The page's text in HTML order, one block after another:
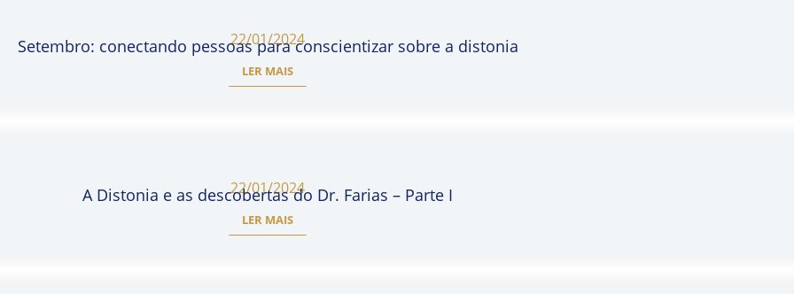
22/01/2024
Setembro: conectando pessoas para conscientizar sobre a distonia
LER MAIS
22/01/2024
A Distonia e as descobertas do Dr. Farias – Parte I
LER MAIS